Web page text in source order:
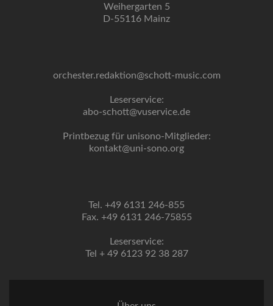
Weihergarten 5
D-55116 Mainz
orchester.redaktion@schott-music.com
Leserservice:
abo-schott@vuservice.de
Printbezug für unisono-Mitglieder:
kontakt@uni-sono.org
Tel. +49 6131 246-855
Fax. +49 6131 246-75855
Leserservice:
Tel + 49 6123 92 38 287